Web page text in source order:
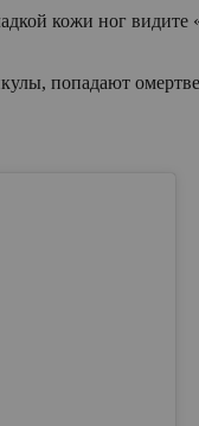
кожи ног
попадают